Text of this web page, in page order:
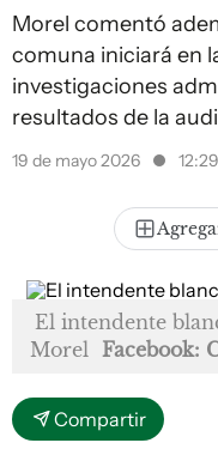
Morel comentó
comuna iniciará en
investigaciones
resultados de la
19 de mayo 2026
El intendente
Morel Facebook:
Compartir